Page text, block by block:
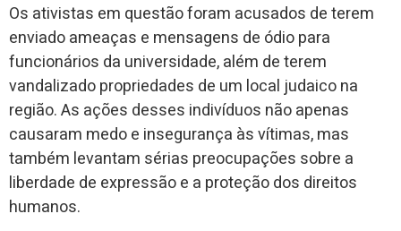
Os ativistas em questão foram acusados de terem
enviado ameaças e mensagens de ódio para
funcionários da universidade, além de terem
vandalizado propriedades de um local judaico na
região. As ações desses indivíduos não apenas
causaram medo e insegurança às vítimas, mas
também levantam sérias preocupações sobre a
liberdade de expressão e a proteção dos direitos
humanos.